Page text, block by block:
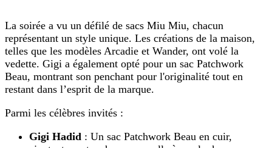
La soirée a vu un défilé de sacs Miu Miu, chacun
représentant un style unique. Les créations de la maison,
telles que les modèles Arcadie et Wander, ont volé la
vedette. Gigi a également opté pour un sac Patchwork
Beau, montrant son penchant pour l'originalité tout en
restant dans l’esprit de la marque.
Parmi les célèbres invités :
Gigi Hadid : Un sac Patchwork Beau en cuir,